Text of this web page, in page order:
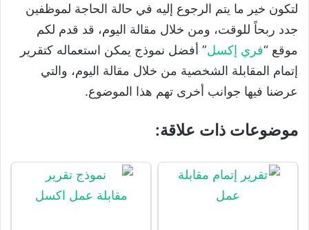
لتكون خير ما يتم الرجوع إليه في حالة الحاجة لموظفين
جدد ربحاً للوقت، ومن خلال مقالة اليوم، قد قدم لكم
موقع “فري إكسل” أفضل نموذج يمكن استعماله كتقرير
إتمام المقابلة الشخصية من خلال مقالة اليوم، والتي
عرضنا فيها جوانب أخرى تهم هذا الموضوع.
موضوعات ذات علاقة: